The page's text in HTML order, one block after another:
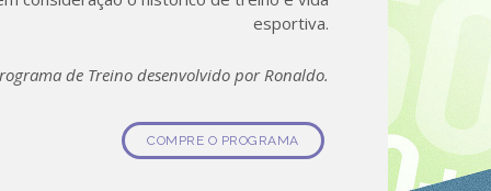
esportiva.
de Treino desenvolvido por Ronaldo.
COMPRE O PROGRAMA